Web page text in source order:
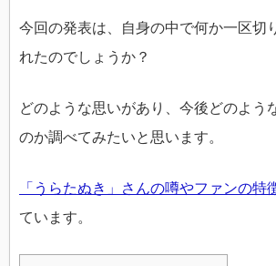
今回の発表は、自身の中で何か一区切
れたのでしょうか？
どのような思いがあり、今後どのよう
のか調べてみたいと思います。
「うらたぬき」さんの噂やファンの特
ています。